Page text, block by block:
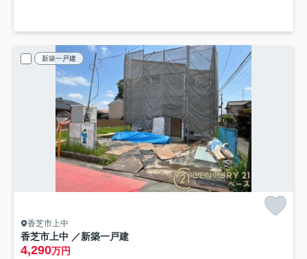
新築一戸建
香芝市上中
香芝市上中 ／新築一戸建
4,290万円